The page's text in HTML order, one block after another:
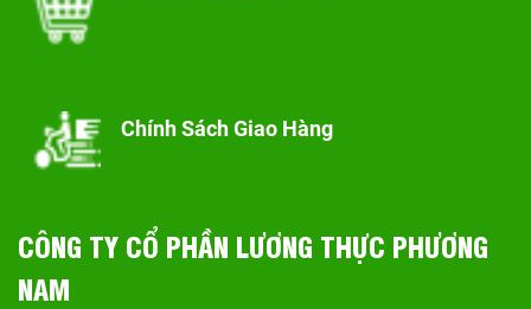
Chính Sách Giao Hàng
CÔNG TY CỔ PHẦN LƯƠNG THỰC PHƯƠNG
NAM